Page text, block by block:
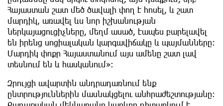
Հայաստան շատ մեծ ծավալի փող է հոսել, և շատ
մարդիկ, առավել ևս նոր իշխանության
ներկայացուցիչները, մեղմ ասած, էապես բարելավել
են իրենց սոցիալական կարգավիճակը և պայմանները։
Մարդիկ փոքր Հայաստանում այս ամենը շատ լավ
տեսնում են և հասկանում»։
Զրույցի ավարտին անդրադառնում ենք
ընտրություններին մասնակցելու անհրաժեշտությանը։